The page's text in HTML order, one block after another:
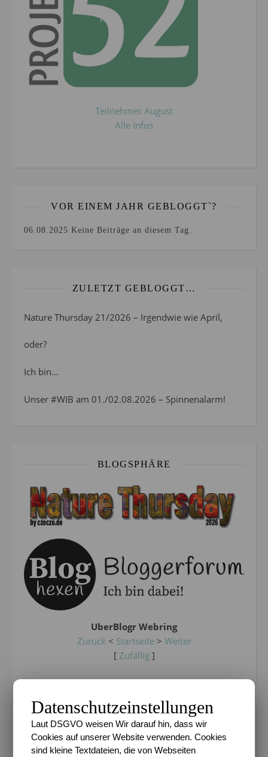
Teilnehmer August
Alle Infos
VOR EINEM JAHR GEBLOGGT`?
06.08.2025 Keine Beiträge an diesem Tag.
ZULETZT GEBLOGGT…
Nature Thursday 21/2026 – Irgendwie wie April,
oder?
Ich bin…
Unser #WIB am 01./02.08.2026 – Spinnenalarm!
BLOGSPHÄRE
UberBlogr Webring
Zurück < Startseite> Weiter
[ Zufällig]
EURE FAVORITEN
Wie entsteht der (fü...
- 167.294 views
Datenschutzeinstellungen
Laut DSGVO weisen Wir darauf hin, dass wir
Cookies auf unserer Website verwenden. Cookies
sind kleine Textdateien, die von Webseiten